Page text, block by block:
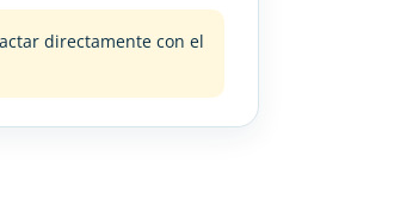
directamente con el